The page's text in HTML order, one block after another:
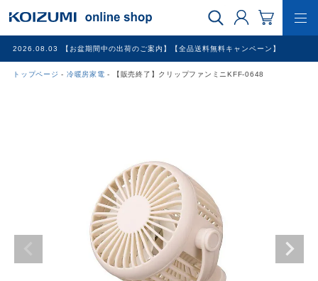
2026.08.03 【お盆期間中の出荷のご案内】【全品送料無料キャンペーン】
トップページ 冷暖房家電 【販売終了】クリップファンミニKFF-0648
冷暖房家電